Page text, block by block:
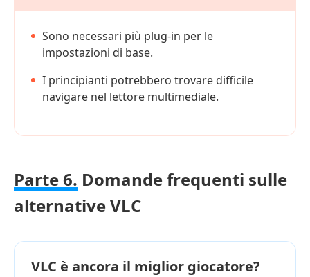
Sono necessari più plug-in per le
impostazioni di base.
I principianti potrebbero trovare difficile
navigare nel lettore multimediale.
Parte 6. Domande frequenti sulle
alternative VLC
VLC è ancora il miglior giocatore?